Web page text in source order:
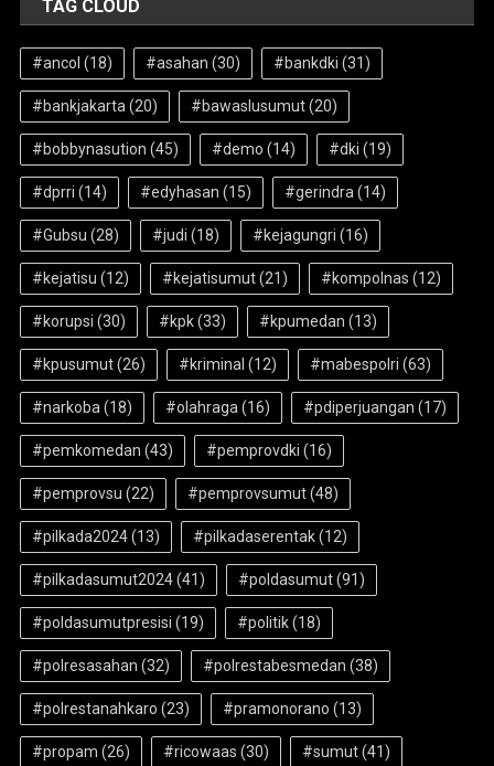
TAG CLOUD
#ancol (18) #asahan (30) #bankdki (31)
#bankjakarta(20) #bawaslusumut(20)
#bobbynasution (45) #demo (14) #dki (19)
#dprri (14) #edyhasan (15) #gerindra(14)
#Gubsu (28) #judi (18) #kejagungri (16)
#kejatisu (12) #kejatisumut(21) #kompolnas (12)
#korupsi (30) #kpk(33) #kpumedan (13)
#kpusumut(26) #kriminal (12) #mabespolri (63)
#narkoba(18) #olahraga(16) #pdiperjuangan (17)
#pemkomedan (43) #pemprovdki (16)
#pemprovsu (22) #pemprovsumut(48)
#pilkada2024(13) #pilkadaserentak(12)
#pilkadasumut2024(41) #poldasumut(91)
#poldasumutpresisi (19) #politik(18)
#polresasahan (32) #polrestabesmedan (38)
#polrestanahkaro (23) #pramonorano (13)
#propam (26) #ricowaas (30) #sumut(41)